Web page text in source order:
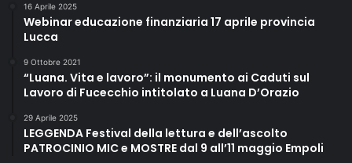
16 Aprile 2025
Webinar educazione finanziaria 17 aprile provincia
Lucca
9 Ottobre 2021
“Luana. Vita e lavoro”: il monumento ai Caduti sul
Lavoro di Fucecchio intitolato a Luana D’Orazio
29 Aprile 2025
LEGGENDA Festival della lettura e dell’ascolto
PATROCINIO MIC e MOSTRE dal 9 all’11 maggio Empoli